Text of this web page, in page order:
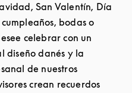
San Valentín, Día
bodas o
celebrar con un
diseño danés y la
de nuestros
crean recuerdos